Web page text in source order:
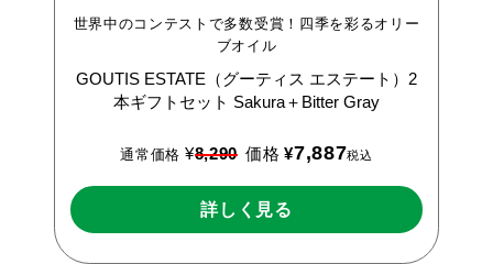
世界中のコンテストで多数受賞！四季を彩るオリー
ブオイル
GOUTIS ESTATE（グーティス エステート）2
本ギフトセット Sakura＋Bitter Gray
通常価格 ¥8,290 価格 ¥7,887税込
詳しく見る